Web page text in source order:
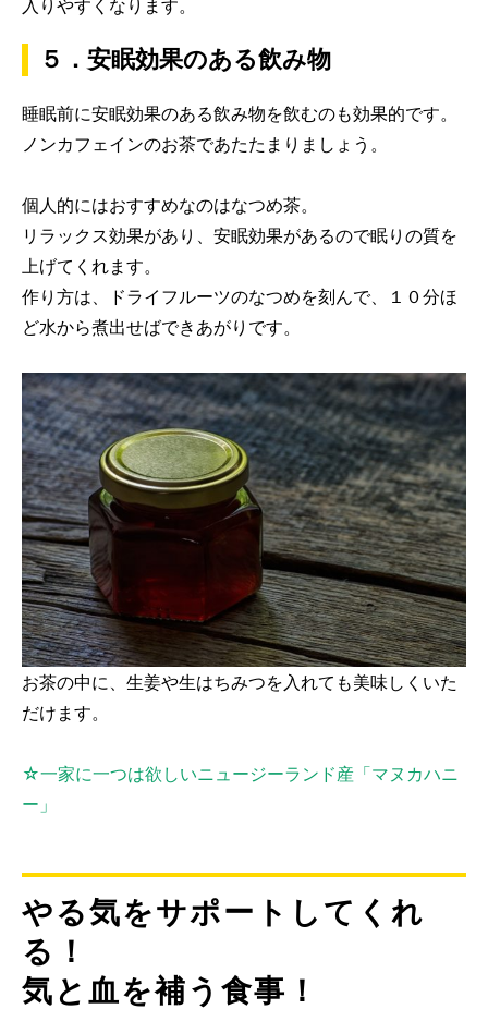
入りやすくなります。
５．安眠効果のある飲み物
睡眠前に安眠効果のある飲み物を飲むのも効果的です。
ノンカフェインのお茶であたたまりましょう。
個人的にはおすすめなのはなつめ茶。
リラックス効果があり、安眠効果があるので眠りの質を
上げてくれます。
作り方は、ドライフルーツのなつめを刻んで、１０分ほ
ど水から煮出せばできあがりです。
お茶の中に、生姜や生はちみつを入れても美味しくいた
だけます。
☆一家に一つは欲しいニュージーランド産「マヌカハニ
ー」
やる気をサポートしてくれ
る！
気と血を補う食事！